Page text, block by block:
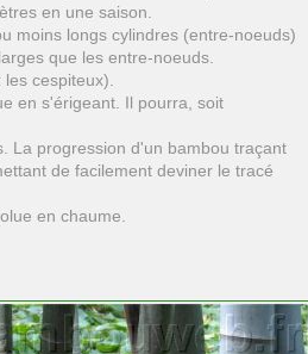
en une saison.
moins longs cylindres (entre-noeuds)
que les entre-noeuds.
cespiteux).
en s'érigeant. Il pourra, soit
La progression d'un bambou traçant
de facilement deviner le tracé
en chaume.